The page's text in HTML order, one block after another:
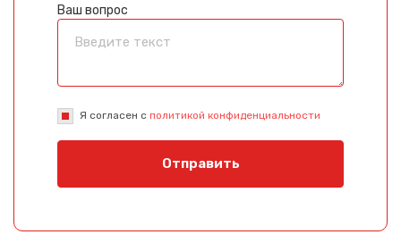
Ваш вопрос
Я согласен с политикой конфиденциальности
Отправить